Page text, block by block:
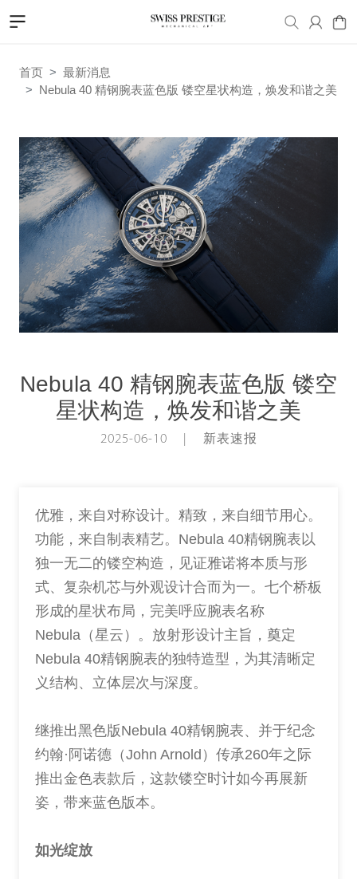
首页
最新消息
Nebula 40 精钢腕表蓝色版 镂空星状构造，焕发和谐之美
Nebula 40 精钢腕表蓝色版 镂空
星状构造，焕发和谐之美
2025-06-10 | 新表速报
优雅，来自对称设计。精致，来自细节用心。
功能，来自制表精艺。Nebula 40精钢腕表以
独一无二的镂空构造，见证雅诺将本质与形
式、复杂机芯与外观设计合而为一。七个桥板
形成的星状布局，完美呼应腕表名称
Nebula（星云）。放射形设计主旨，奠定
Nebula 40精钢腕表的独特造型，为其清晰定
义结构、立体层次与深度。
继推出黑色版Nebula 40精钢腕表、并于纪念
约翰·阿诺德（John Arnold）传承260年之际
推出金色表款后，这款镂空时计如今再展新
姿，带来蓝色版本。
如光绽放